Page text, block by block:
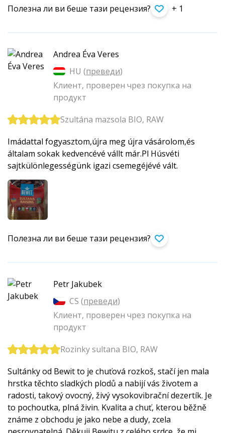
Полезна ли ви беше тази рецензия? + 1
Andrea Éva Veres
HU (преведи)
Клиент, проверен чрез покупка на
продукт
Szultána mazsola BIO, RAW
Imádattal fogyasztom,újra meg újra vásárolom,és
általam sokak kedvencévé vállt már.Pl Húsvéti
sajtkülönleges­ségünk igazi csemegéjévé vált.
Полезна ли ви беше тази рецензия?
Petr Jakubek
CS (преведи)
Клиент, проверен чрез покупка на
продукт
Rozinky sultana BIO, RAW
Sultánky od Bewit to je chuťová rozkoš, stačí jen mala
hrstka těchto sladkých plodů a nabijí vás životem a
radosti, takový ovocný, živý vysokovibrační dezertík. Je
to pochoutka, plná živin. Kvalita a chuť, kterou běžně
známe z obchodu je jako nebe a dudy, zcela